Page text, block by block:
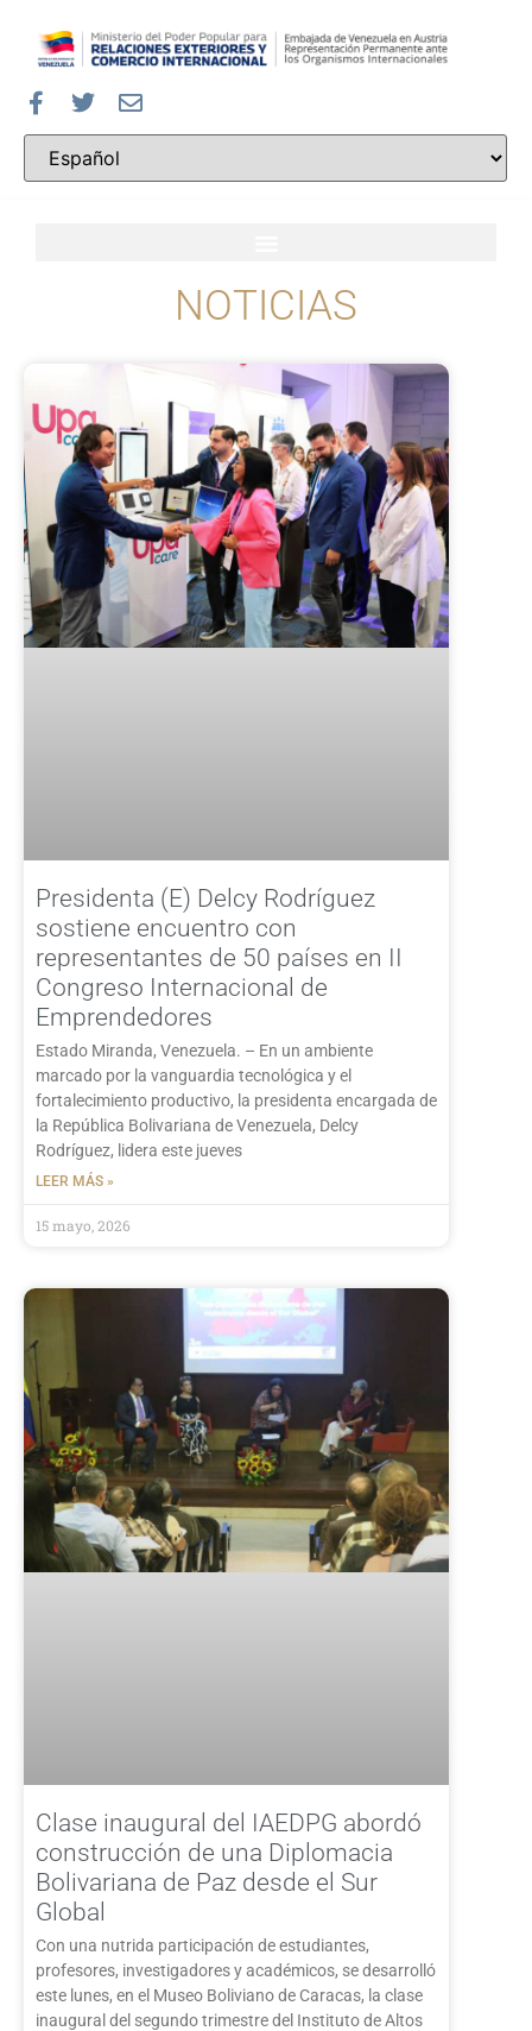
NOTICIAS
Presidenta (E) Delcy Rodríguez
sostiene encuentro con
representantes de 50 países en II
Congreso Internacional de
Emprendedores
Estado Miranda, Venezuela. – En un ambiente
marcado por la vanguardia tecnológica y el
fortalecimiento productivo, la presidenta encargada de
la República Bolivariana de Venezuela, Delcy
Rodríguez, lidera este jueves
LEER MÁS »
15 mayo, 2026
Clase inaugural del IAEDPG abordó
construcción de una Diplomacia
Bolivariana de Paz desde el Sur
Global
Con una nutrida participación de estudiantes,
profesores, investigadores y académicos, se desarrolló
este lunes, en el Museo Boliviano de Caracas, la clase
inaugural del segundo trimestre del Instituto de Altos